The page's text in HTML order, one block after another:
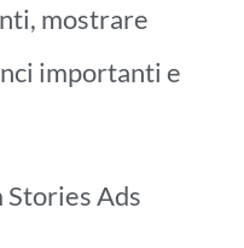
mostrare
importanti e
Ads